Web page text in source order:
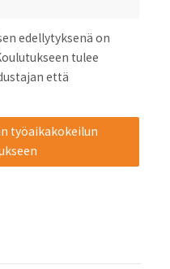
edellytyksenä on
tulee
että
työaikakokeilun